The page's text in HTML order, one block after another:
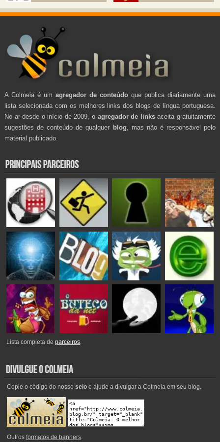
A Colmeia é um agregador de conteúdo que publica diariamente uma
lista selecionada com os melhores links dos blogs de língua portuguesa.
No ar desde o início de 2009, o agregador de linksaceita gratuitamente
sugestões de conteúdo de qualquer blog , mas não é responsável pelo
material publicado.
Lista completa deparceiros.
Copie o código do nosso seloe ajude a divulgar a Colmeia em seu blog.
Outros formatos de banners.